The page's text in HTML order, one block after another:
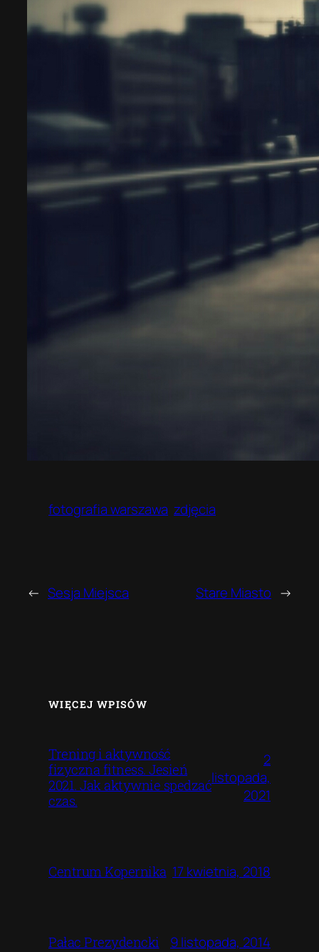
fotografia warszawa zdjęcia
← Sesja Miejsca Stare Miasto →
WIĘCEJ WPISÓW
Trening i aktywność
fizyczna fitness. Jesień
2021. Jak aktywnie spedzać
czas.
2
listopada,
2021
Centrum Kopernika 17 kwietnia, 2018
Pałac Prezydencki 9 listopada, 2014